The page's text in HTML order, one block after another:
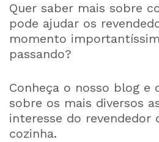
Quer saber mais sobre
pode ajudar os
momento
passando?
Conheça o nosso blog e
sobre os mais diversos
interesse do revendedor
cozinha.